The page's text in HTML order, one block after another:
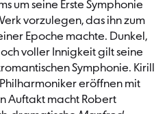
um seine Erste Symphonie
vorzulegen, das ihn zum
Epoche machte. Dunkel,
voller Innigkeit gilt seine
Symphonie. Kirill
eröffnen mit
Auftakt macht Robert